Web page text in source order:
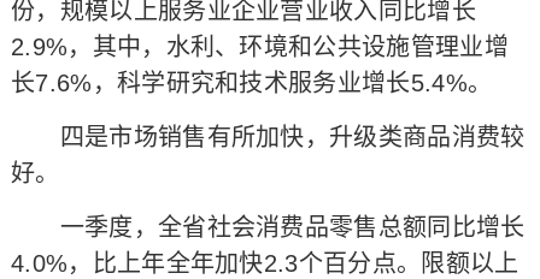
份，规模以上服务业企业营业收入同比增长
2.9%，其中，水利、环境和公共设施管理业增
长7.6%，科学研究和技术服务业增长5.4%。
四是市场销售有所加快，升级类商品消费较
好。
一季度，全省社会消费品零售总额同比增长
4.0%，比上年全年加快2.3个百分点。限额以上